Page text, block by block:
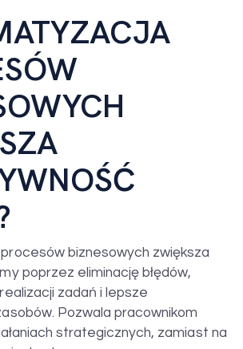
biznesowych zwiększa
poprzez eliminację błędów,
zadań i lepsze
Pozwala pracownikom
strategicznych, zamiast na